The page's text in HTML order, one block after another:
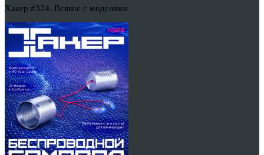
Хакер #324. Всякое с моделями